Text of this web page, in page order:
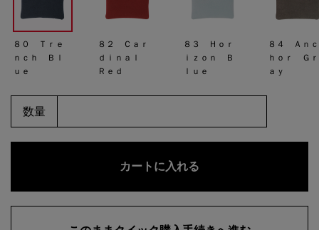
８０ Ｔｒｅ
ｎｃｈ Ｂｌ
ｕｅ
８２ Ｃａｒ
ｄｉｎａｌ
Ｒｅｄ
８３ Ｈｏｒ
ｉｚｏｎ Ｂ
ｌｕｅ
８４ Ａｎｃ
ｈｏｒ Ｇｒ
ａｙ
数量